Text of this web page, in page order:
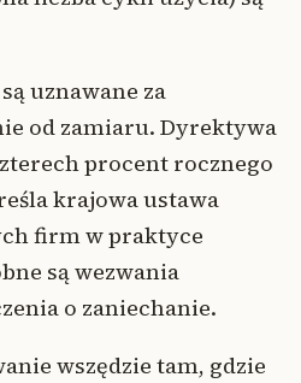
uznawane za
od zamiaru. Dyrektywa
procent rocznego
krajowa ustawa
firm w praktyce
są wezwania
o zaniechanie.
wszędzie tam, gdzie